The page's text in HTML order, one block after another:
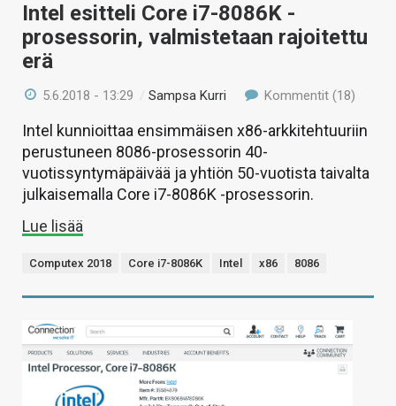
Intel esitteli Core i7-8086K -
prosessorin, valmistetaan rajoitettu
erä
5.6.2018 - 13:29 /Sampsa Kurri Kommentit (18)
Intel kunnioittaa ensimmäisen x86-arkkitehtuuriin
perustuneen 8086-prosessorin 40-
vuotissyntymäpäivää ja yhtiön 50-vuotista taivalta
julkaisemalla Core i7-8086K -prosessorin.
Lue lisää
Computex 2018 Core i7-8086K Intel x86 8086